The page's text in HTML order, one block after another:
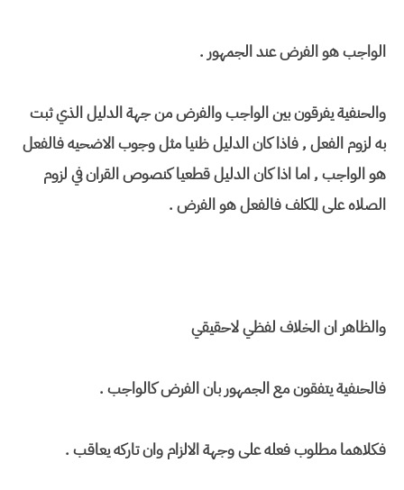
الواجب هو الفرض عند الجمهور .
والحنفية يفرقون بين الواجب والفرض من جهة الدليل الذي ثبت
به لزوم الفعل , فاذا كان الدليل ظنيا مثل وجوب الاضحيه فالفعل
هو الواجب , اما اذا كان الدليل قطعيا كنصوص القران في لزوم
الصلاه على المكلف فالفعل هو الفرض .
والظاهر ان الخلاف لفظي لاحقيقي
فالحنفية يتفقون مع الجمهور بان الفرض كالواجب .
فكلاهما مطلوب فعله على وجهة الالزام وان تاركه يعاقب .